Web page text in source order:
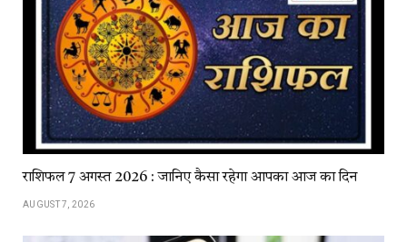
राशिफल 7 अगस्त 2026 : जानिए कैसा रहेगा आपका आज का दिन
AUGUST 7, 2026